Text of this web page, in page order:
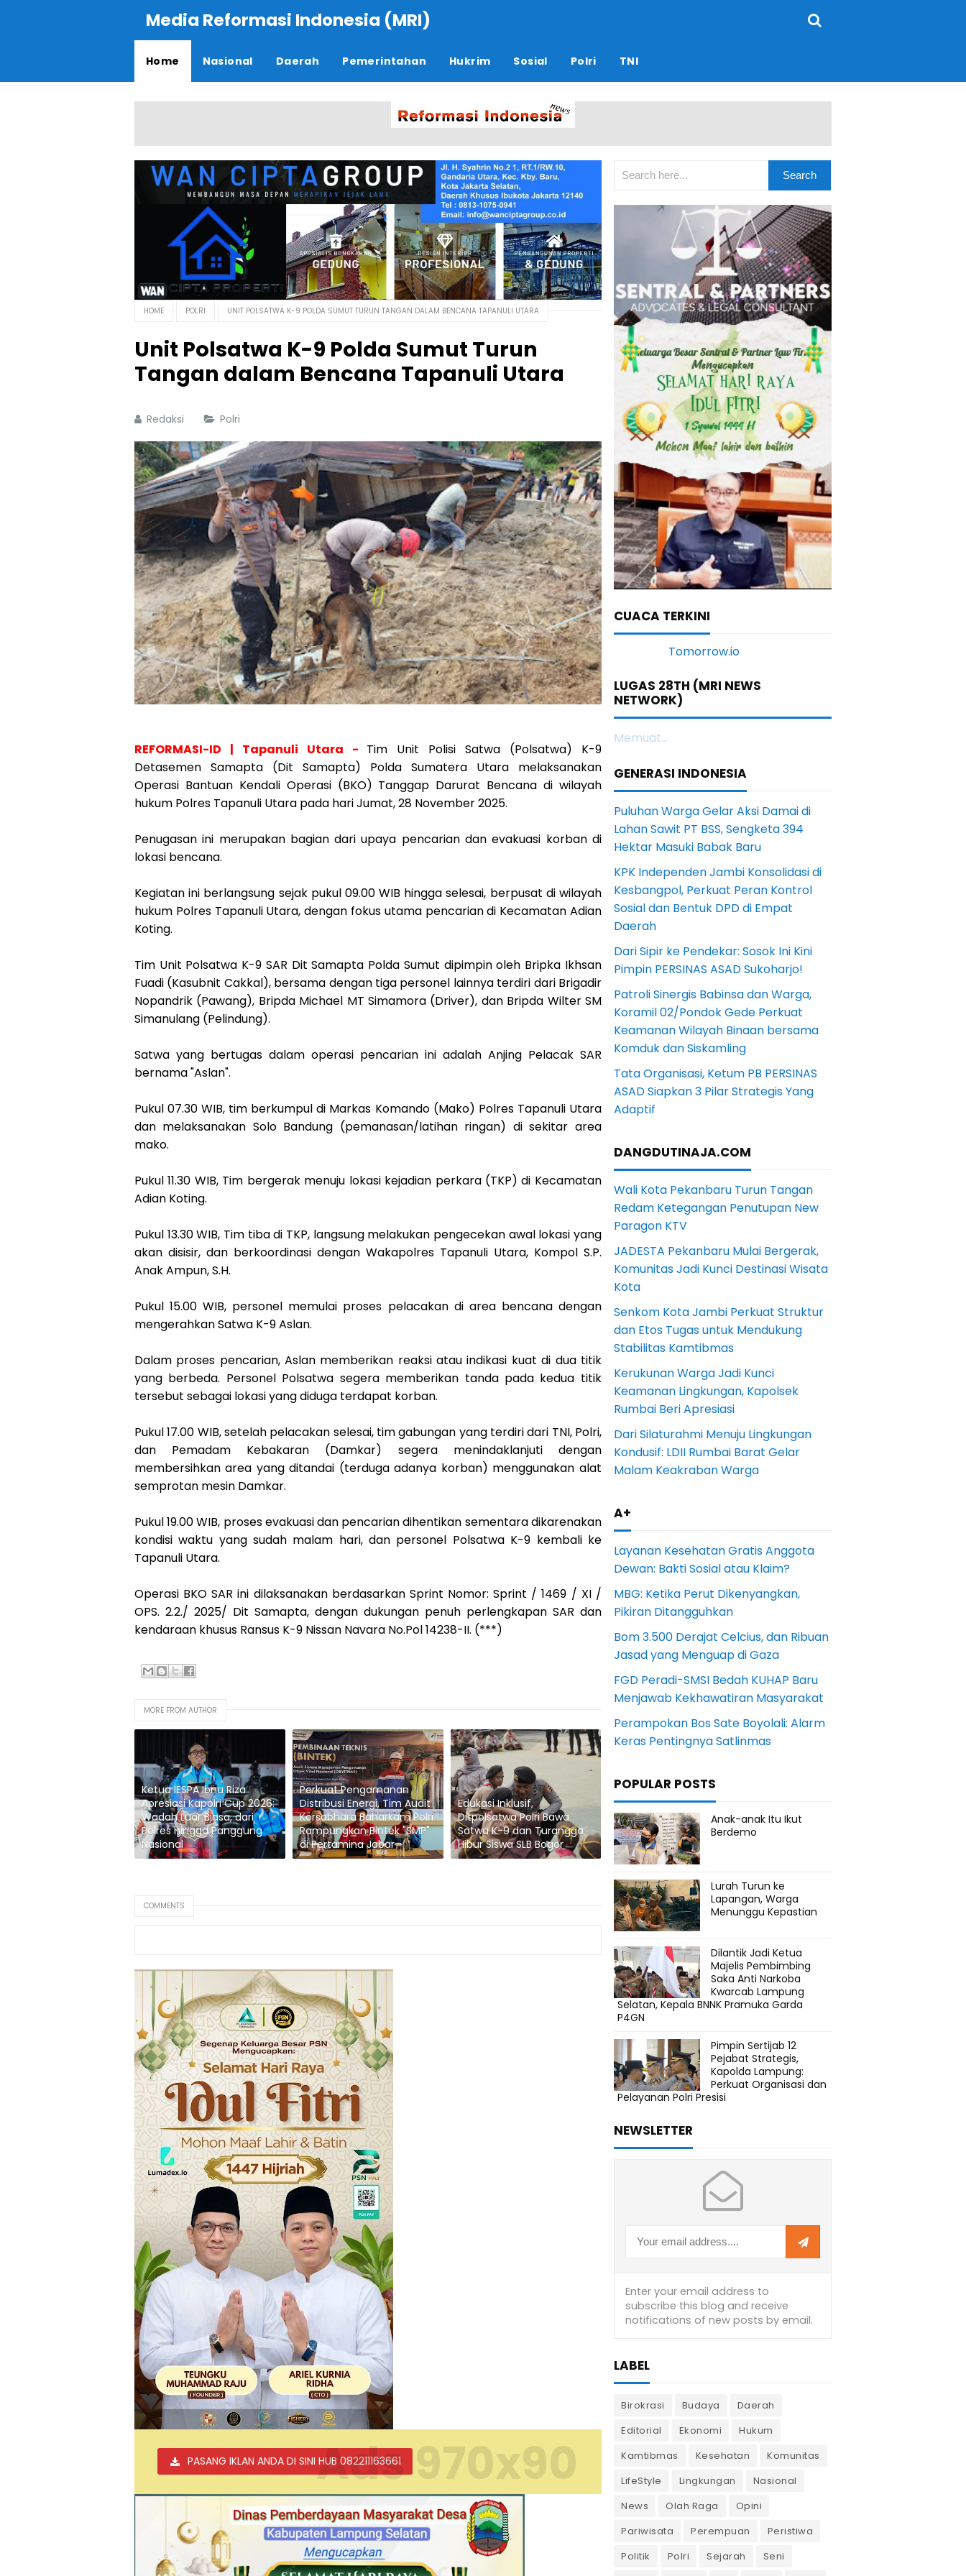
Media Reformasi Indonesia (MRI)
Home Nasional Daerah Pemerintahan Hukrim Sosial Polri TNI
HOME POLRI UNIT POLSATWA K-9 POLDA SUMUT TURUN TANGAN DALAM BENCANA TAPANULI UTARA
Unit Polsatwa K-9 Polda Sumut Turun
Tangan dalam Bencana Tapanuli Utara
Redaksi Polri
REFORMASI-ID | Tapanuli Utara - Tim Unit Polisi Satwa (Polsatwa) K-9
Detasemen Samapta (Dit Samapta) Polda Sumatera Utara melaksanakan
Operasi Bantuan Kendali Operasi (BKO) Tanggap Darurat Bencana di wilayah
hukum Polres Tapanuli Utara pada hari Jumat, 28 November 2025.
Penugasan ini merupakan bagian dari upaya pencarian dan evakuasi korban di
lokasi bencana.
Kegiatan ini berlangsung sejak pukul 09.00 WIB hingga selesai, berpusat di wilayah
hukum Polres Tapanuli Utara, dengan fokus utama pencarian di Kecamatan Adian
Koting.
Tim Unit Polsatwa K-9 SAR Dit Samapta Polda Sumut dipimpin oleh Bripka Ikhsan
Fuadi (Kasubnit Cakkal), bersama dengan tiga personel lainnya terdiri dari Brigadir
Nopandrik (Pawang), Bripda Michael MT Simamora (Driver), dan Bripda Wilter SM
Simanulang (Pelindung).
Satwa yang bertugas dalam operasi pencarian ini adalah Anjing Pelacak SAR
bernama "Aslan".
Pukul 07.30 WIB, tim berkumpul di Markas Komando (Mako) Polres Tapanuli Utara
dan melaksanakan Solo Bandung (pemanasan/latihan ringan) di sekitar area
mako.
Pukul 11.30 WIB, Tim bergerak menuju lokasi kejadian perkara (TKP) di Kecamatan
Adian Koting.
Pukul 13.30 WIB, Tim tiba di TKP, langsung melakukan pengecekan awal lokasi yang
akan disisir, dan berkoordinasi dengan Wakapolres Tapanuli Utara, Kompol S.P.
Anak Ampun, S.H.
Pukul 15.00 WIB, personel memulai proses pelacakan di area bencana dengan
mengerahkan Satwa K-9 Aslan.
Dalam proses pencarian, Aslan memberikan reaksi atau indikasi kuat di dua titik
yang berbeda. Personel Polsatwa segera memberikan tanda pada kedua titik
tersebut sebagai lokasi yang diduga terdapat korban.
Pukul 17.00 WIB, setelah pelacakan selesai, tim gabungan yang terdiri dari TNI, Polri,
dan Pemadam Kebakaran (Damkar) segera menindaklanjuti dengan
membersihkan area yang ditandai (terduga adanya korban) menggunakan alat
semprotan mesin Damkar.
Pukul 19.00 WIB, proses evakuasi dan pencarian dihentikan sementara dikarenakan
kondisi waktu yang sudah malam hari, dan personel Polsatwa K-9 kembali ke
Tapanuli Utara.
Operasi BKO SAR ini dilaksanakan berdasarkan Sprint Nomor: Sprint / 1469 / XI /
OPS. 2.2./ 2025/ Dit Samapta, dengan dukungan penuh perlengkapan SAR dan
kendaraan khusus Ransus K-9 Nissan Navara No.Pol 14238-II. (***)
MORE FROM AUTHOR
Ketua IESPA Ibnu Riza
Apresiasi Kapolri Cup 2026:
Wadah Luar Biasa, dari
Polres hingga Panggung
Nasional
Perkuat Pengamanan
Distribusi Energi, Tim Audit
Korsabhara Baharkam Polri
Rampungkan Bintek "SMP"
di Pertamina Jabar
Edukasi Inklusif,
Ditpolsatwa Polri Bawa
Satwa K-9 dan Turangga
Hibur Siswa SLB Bogor
COMMENTS
PASANG IKLAN ANDA DI SINI HUB 082211163661Ads 970x90
CUACA TERKINI
LUGAS 28TH (MRI NEWS
NETWORK)
Memuat...
GENERASI INDONESIA
Puluhan Warga Gelar Aksi Damai di
Lahan Sawit PT BSS, Sengketa 394
Hektar Masuki Babak Baru
KPK Independen Jambi Konsolidasi di
Kesbangpol, Perkuat Peran Kontrol
Sosial dan Bentuk DPD di Empat
Daerah
Dari Sipir ke Pendekar: Sosok Ini Kini
Pimpin PERSINAS ASAD Sukoharjo!
Patroli Sinergis Babinsa dan Warga,
Koramil 02/Pondok Gede Perkuat
Keamanan Wilayah Binaan bersama
Komduk dan Siskamling
Tata Organisasi, Ketum PB PERSINAS
ASAD Siapkan 3 Pilar Strategis Yang
Adaptif
DANGDUTINAJA.COM
Wali Kota Pekanbaru Turun Tangan
Redam Ketegangan Penutupan New
Paragon KTV
JADESTA Pekanbaru Mulai Bergerak,
Komunitas Jadi Kunci Destinasi Wisata
Kota
Senkom Kota Jambi Perkuat Struktur
dan Etos Tugas untuk Mendukung
Stabilitas Kamtibmas
Kerukunan Warga Jadi Kunci
Keamanan Lingkungan, Kapolsek
Rumbai Beri Apresiasi
Dari Silaturahmi Menuju Lingkungan
Kondusif: LDII Rumbai Barat Gelar
Malam Keakraban Warga
A+
Layanan Kesehatan Gratis Anggota
Dewan: Bakti Sosial atau Klaim?
MBG: Ketika Perut Dikenyangkan,
Pikiran Ditangguhkan
Bom 3.500 Derajat Celcius, dan Ribuan
Jasad yang Menguap di Gaza
FGD Peradi-SMSI Bedah KUHAP Baru
Menjawab Kekhawatiran Masyarakat
Perampokan Bos Sate Boyolali: Alarm
Keras Pentingnya Satlinmas
POPULAR POSTS
Anak-anak Itu Ikut
Berdemo
Lurah Turun ke
Lapangan, Warga
Menunggu Kepastian
Dilantik Jadi Ketua
Majelis Pembimbing
Saka Anti Narkoba
Kwarcab Lampung
Selatan, Kepala BNNK Pramuka Garda
P4GN
Pimpin Sertijab 12
Pejabat Strategis,
Kapolda Lampung:
Perkuat Organisasi dan
Pelayanan Polri Presisi
NEWSLETTER
LABEL
Birokrasi Budaya
Daerah
Editorial
Ekonomi
Hukum
Kamtibmas
Kesehatan
Komunitas
LifeStyle
Lingkungan
Nasional
News
Olah Raga
Opini
Pariwisata
Perempuan
Peristiwa
Politik
Polri Sejarah
Seni